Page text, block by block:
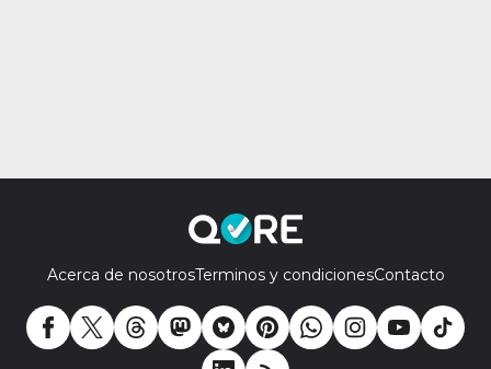
Acerca de nosotrosTerminos y condicionesContacto